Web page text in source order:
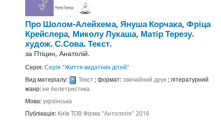
Про Шолом-Алейхема, Януша Корчака, Фріца
Крейслера, Миколу Лукаша, Матір Терезу.
худож. С.Сова. Текст.
за Птіцин, Анатолій.
Серія:Серія "Життя видатних дітей"
Вид матеріалу:
Текст; формат:звичайний друк; літературний
жанр:не белетристика
Мова:українська
Публікація: КиївТОВ Фірма "Антологія" 2016